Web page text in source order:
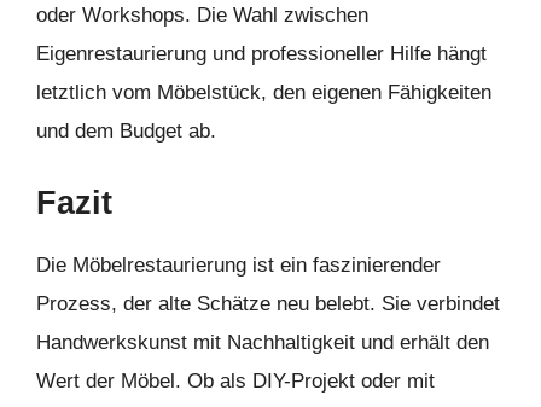
oder Workshops. Die Wahl zwischen
Eigenrestaurierung und professioneller Hilfe hängt
letztlich vom Möbelstück, den eigenen Fähigkeiten
und dem Budget ab.
Fazit
Die Möbelrestaurierung ist ein faszinierender
Prozess, der alte Schätze neu belebt. Sie verbindet
Handwerkskunst mit Nachhaltigkeit und erhält den
Wert der Möbel. Ob als DIY-Projekt oder mit